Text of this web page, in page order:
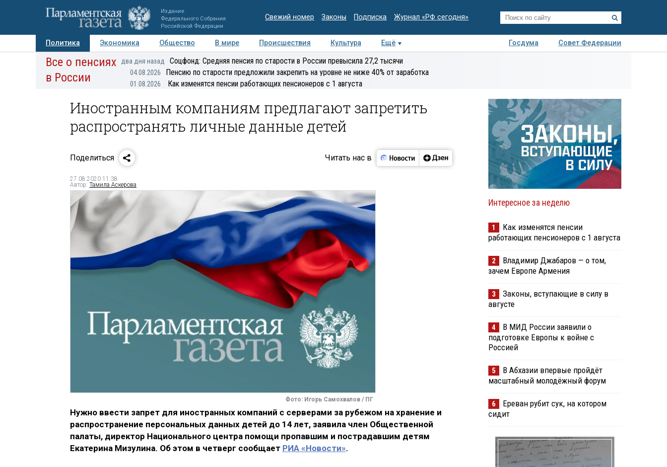
Издание
Федерального Собрания
Российской Федерации
Свежий номер Законы Подписка Журнал «РФ сегодня»
Политика Экономика Общество В мире Происшествия Культура Ещё Госдума
Совет Федерации
Авторы Персоны Мнения Регионы Медиацентр Интервью Колумнисты
Все о пенсиях
в России
два дня назад Соцфонд: Средняя пенсия по старости в России превысила 27,2 тысячи
04.08.2026 Пенсию по старости предложили закрепить на уровне не ниже 40% от заработка
01.08.2026 Как изменятся пенсии работающих пенсионеров с 1 августа
Иностранным компаниям предлагают запретить
распространять личные данные детей
Поделиться Читать нас в
27.08.2020 11:38
Автор: Тамила Аскерова
Фото: Игорь Самохвалов / ПГ
Нужно ввести запрет для иностранных компаний с серверами за рубежом на хранение и
распространение персональных данных детей до 14 лет, заявила член Общественной
палаты, директор Национального центра помощи пропавшим и пострадавшим детям
Екатерина Мизулина. Об этом в четверг сообщает РИА «Новости».
Интересное за неделю
1
Как изменятся пенсии
работающих пенсионеров с 1 августа
2
Владимир Джабаров — о том,
зачем Европе Армения
3
Законы, вступающие в силу в
августе
4
В МИД России заявили о
подготовке Европы к войне с
Россией
5
В Абхазии впервые пройдёт
масштабный молодёжный форум
6
Ереван рубит сук, на котором
сидит